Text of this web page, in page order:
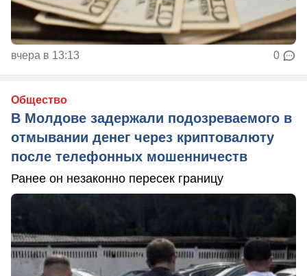
вчера в 13:13 0
Общество
В Молдове задержали подозреваемого в
отмывании денег через криптовалюту
после телефонных мошенничеств
Ранее он незаконно пересек границу